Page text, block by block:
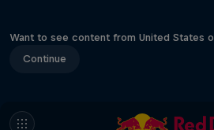
Want to see content from United States
Continue